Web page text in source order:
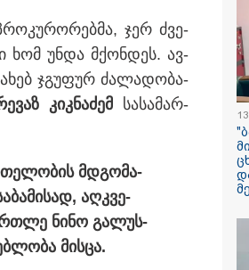
სისტემის
რას ამბობს
საფრანგეთის
ტყის ხანძრის
მსოფლიო
ასობით ჭურვი
"რიგრიგობით
SpaceX-ის
5-სართულიანი
ზომის ობიექტი
მოხდება?
ჯერ ძვე­
ხომ უნდა მქონ­დეს. ავ­
ჯგუ­ფურ ძა­ლა­დო­ბა­
კიკ­ნა­ძემ სა­სა­მარ­
მდგო­მა­
აღ­კვე­
ნინო გა­ლუს­
მის­ცა.